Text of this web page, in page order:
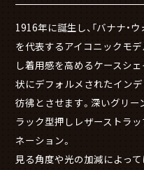
1916年に誕生し、「バナナ・
を代表するアイコニックモ
し着用感を高めるケースシ
状にデフォルメされたイン
彷彿とさせます。深いグリ
ラック型押しレザーストラ
ネーション。
見る角度や光の加減によっ